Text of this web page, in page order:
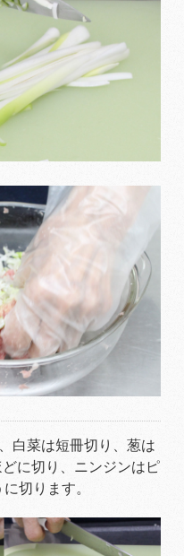
白菜は短冊切り、葱は
に切り、ニンジンはピ
切ります。